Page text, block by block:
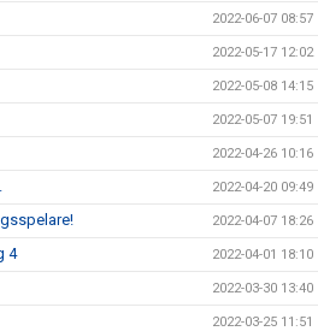
2022-06-07 08:57
2022-05-17 12:02
2022-05-08 14:15
2022-05-07 19:51
2022-04-26 10:16
2022-04-20 09:49
2022-04-07 18:26
4 2022-04-01 18:10
2022-03-30 13:40
2022-03-25 11:51